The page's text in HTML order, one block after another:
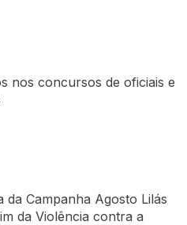
nos concursos de oficiais e
Campanha Agosto Lilás
da Violência contra a